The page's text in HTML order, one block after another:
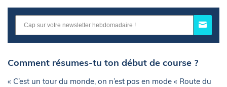
Comment résumes-tu ton début de course ?
« C’est un tour du monde, on n’est pas en mode « Route du